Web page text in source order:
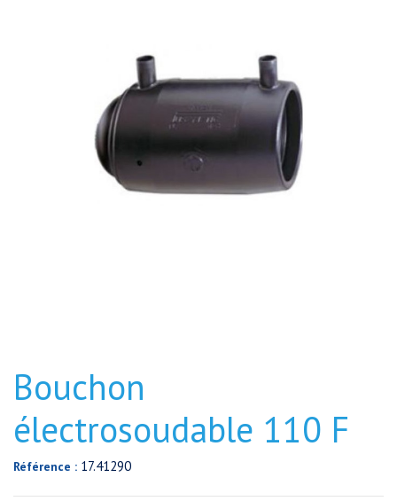
Bouchon
électrosoudable 110 F
Référence : 17.41290